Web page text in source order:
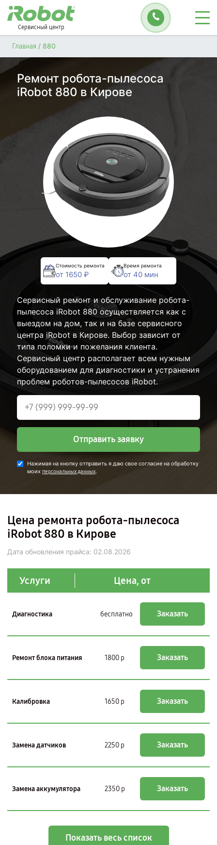
Сервисный центр
Главная / 880
Ремонт робота-пылесоса
iRobot 880 в Кирове
Стоимость ремонта
от 1650 ₽
Время ремонта
от 40 мин
Сервисный ремонт и обслуживание робота-
пылесоса iRobot 880 осуществляется как с
выездом на дом, так и на базе сервисного
центра iRobot в Кирове. Выбор зависит от
типа поломки и пожелания клиента.
Сервисный центр располагает всем нужным
оборудованием для диагностики и устранения
проблем роботов-пылесосов iRobot.
Отправить заявку
Нажимая на кнопку отправить я даю свое согласие на обработку
моих персональных данных.
Цена ремонта робота-пылесоса
iRobot 880 в Кирове
Дата обновления прайса: 02.08.2026
Услуги Цена, от
Диагностика бесплатно Заказать
Ремонт блока питания 1800 р Заказать
Калибровка 1650 р Заказать
Замена датчиков 2250 р Заказать
Замена аккумулятора 2350 р Заказать
Показать весь список